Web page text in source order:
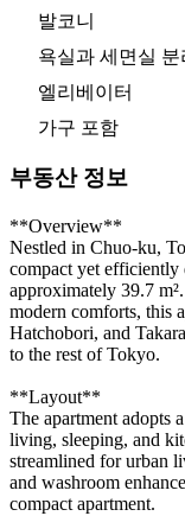
발코니
욕실과 세면실 분
엘리베이터
가구 포함
부동산 정보
**Overview**
Nestled in Chuo-ku,
compact yet efficiently
approximately 39.7
modern comforts, this
Hatchobori, and
to the rest of Tokyo.
**Layout**
The apartment adopts
living, sleeping, and
streamlined for urban
and washroom
compact apartment.